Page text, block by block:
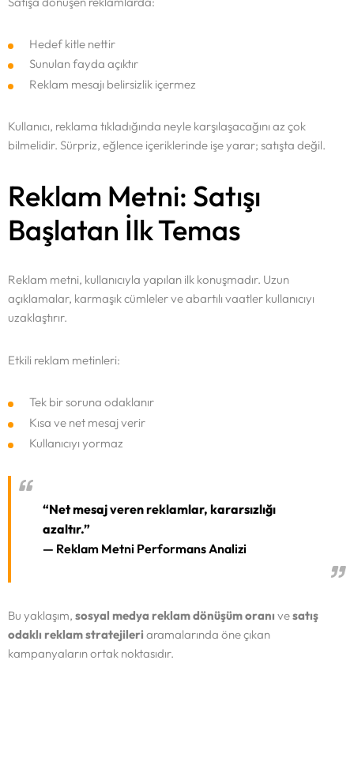
Hedef kitle nettir
Sunulan fayda açıktır
Reklam mesajı belirsizlik içermez
Kullanıcı, reklama tıkladığında neyle karşılaşacağını az çok
bilmelidir. Sürpriz, eğlence içeriklerinde işe yarar; satışta değil.
Reklam Metni: Satışı
Başlatan İlk Temas
Reklam metni, kullanıcıyla yapılan ilk konuşmadır. Uzun
açıklamalar, karmaşık cümleler ve abartılı vaatler kullanıcıyı
uzaklaştırır.
Etkili reklam metinleri:
Tek bir soruna odaklanır
Kısa ve net mesaj verir
Kullanıcıyı yormaz
“Net mesaj veren reklamlar, kararsızlığı
azaltır.”
— Reklam Metni Performans Analizi
Bu yaklaşım, sosyal medya reklam dönüşüm oranı vesatış
odaklı reklam stratejileri aramalarında öne çıkan
kampanyaların ortak noktasıdır.